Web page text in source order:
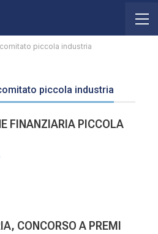
piccola industria
piccola industria
FINANZIARIA PICCOLA
CONCORSO A PREMI